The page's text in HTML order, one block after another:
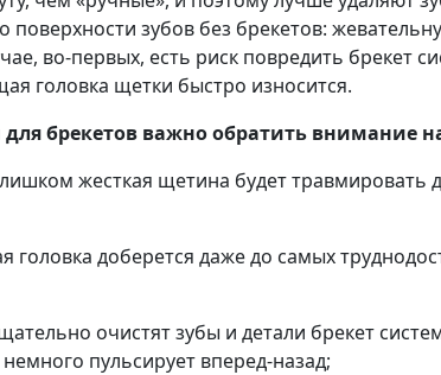
зубов без брекетов:
во-первых, есть риск повредить брекет
головка щетки быстро износится.
брекетов важно обратить внимание
жесткая щетина будет травмировать
головка доберется даже до самых
очистят зубы и детали брекет
пульсирует вперед-назад;